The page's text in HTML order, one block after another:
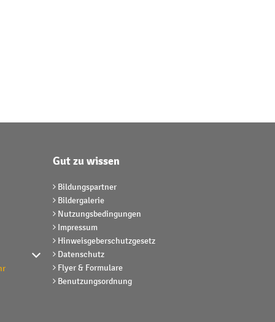
auszublenden
Gut zu wissen
Bildungspartner
Bildergalerie
Nutzungsbedingungen
Impressum
Hinweisgeberschutzgesetz
Datenschutz
Flyer & Formulare
Benutzungsordnung